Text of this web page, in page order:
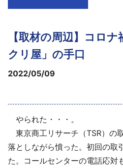
会社案内
導入事例
採用情報
よくあるご
【取材の周辺】コロ
クリ屋」の手口
2022/05/09
やられた・・・。
東京商工リサーチ（TSR）の
落としながら憤った。初回の取
た。コールセンターの電話応対